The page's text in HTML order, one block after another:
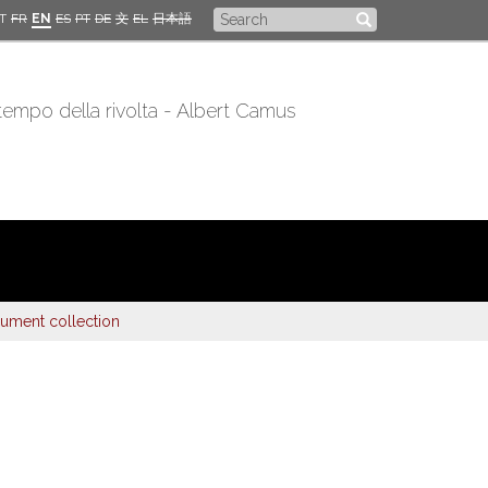
Search
FR EN ES PT DE 文 EL 日本語
della rivolta - Albert Camus
collection